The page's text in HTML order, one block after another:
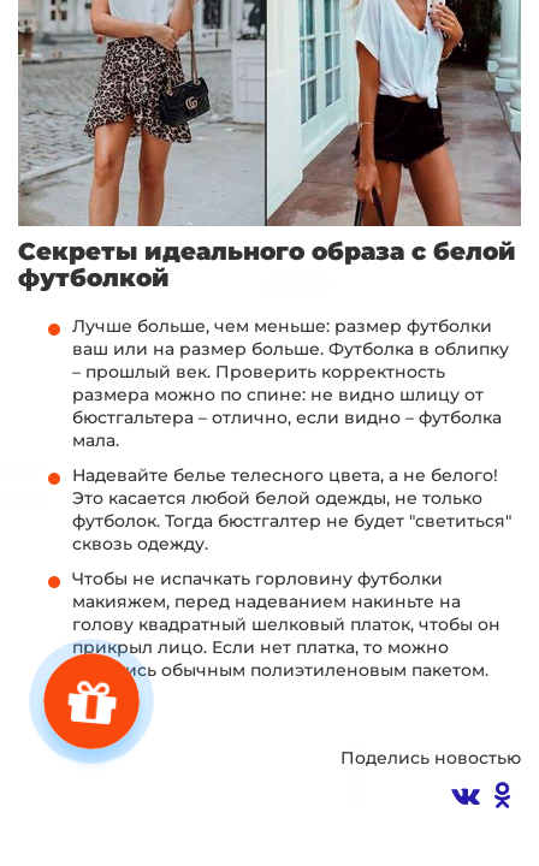
Секреты идеального образа с белой
футболкой
Лучше больше, чем меньше: размер футболки
ваш или на размер больше. Футболка в облипку
– прошлый век. Проверить корректность
размера можно по спине: не видно шлицу от
бюстгальтера – отлично, если видно – футболка
мала.
Надевайте белье телесного цвета, а не белого!
Это касается любой белой одежды, не только
футболок. Тогда бюстгалтер не будет "светиться"
сквозь одежду.
Чтобы не испачкать горловину футболки
макияжем, перед надеванием накиньте на
голову квадратный шелковый платок, чтобы он
прикрыл лицо. Если нет платка, то можно
обойтись обычным полиэтиленовым пакетом.
Поделись новостью